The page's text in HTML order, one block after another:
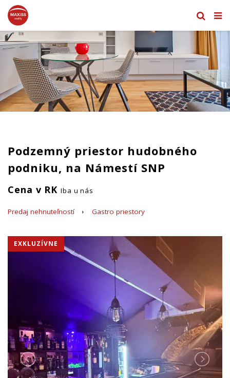
Podzemný priestor hudobného
podniku, na Námestí SNP
Cena v RK Iba u nás
Predaj nehnuteľností Gastro priestory
EXKLUZÍVNE